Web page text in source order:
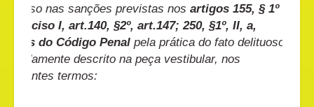
incurso nas sanções previstas nos artigos 155, § 1º e
4º, inciso I, art.140, §2º, art.147; 250, §1º, II, a,
todos do Código Penal pela prática do fato delituoso
devidamente descrito na peça vestibular, nos
seguintes termos: